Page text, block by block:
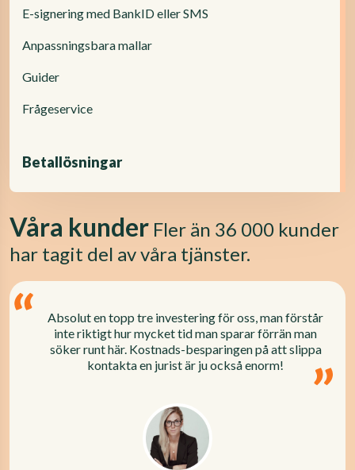
E-signering med BankID eller SMS
Anpassningsbara mallar
Guider
Frågeservice
Betallösningar
Våra kunder Fler än 36 000 kunder
har tagit del av våra tjänster.
Absolut en topp tre investering för oss, man förstår
inte riktigt hur mycket tid man sparar förrän man
söker runt här. Kostnads-besparingen på att slippa
kontakta en jurist är ju också enorm!